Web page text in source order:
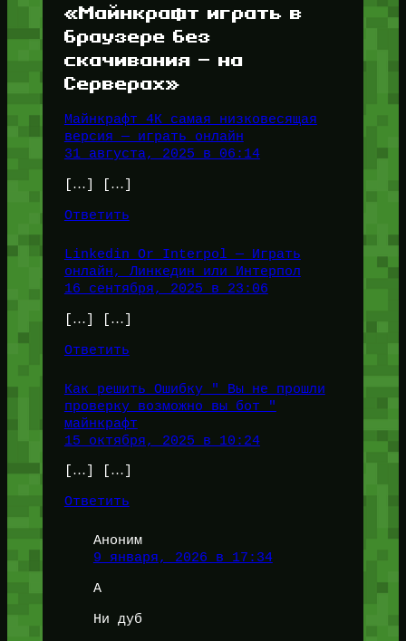
«Майнкрафт играть в
браузере без
скачивания — на
Серверах»
Майнкрафт 4К самая низковесящая
версия — играть онлайн
31 августа, 2025 в 06:14
[…] […]
Ответить
Linkedin Or Interpol — Играть
онлайн, Линкедин или Интерпол
16 сентября, 2025 в 23:06
[…] […]
Ответить
Как решить Ошибку " Вы не прошли
проверку возможно вы бот "
майнкрафт
15 октября, 2025 в 10:24
[…] […]
Ответить
Аноним
9 января, 2026 в 17:34
А
Ни дуб